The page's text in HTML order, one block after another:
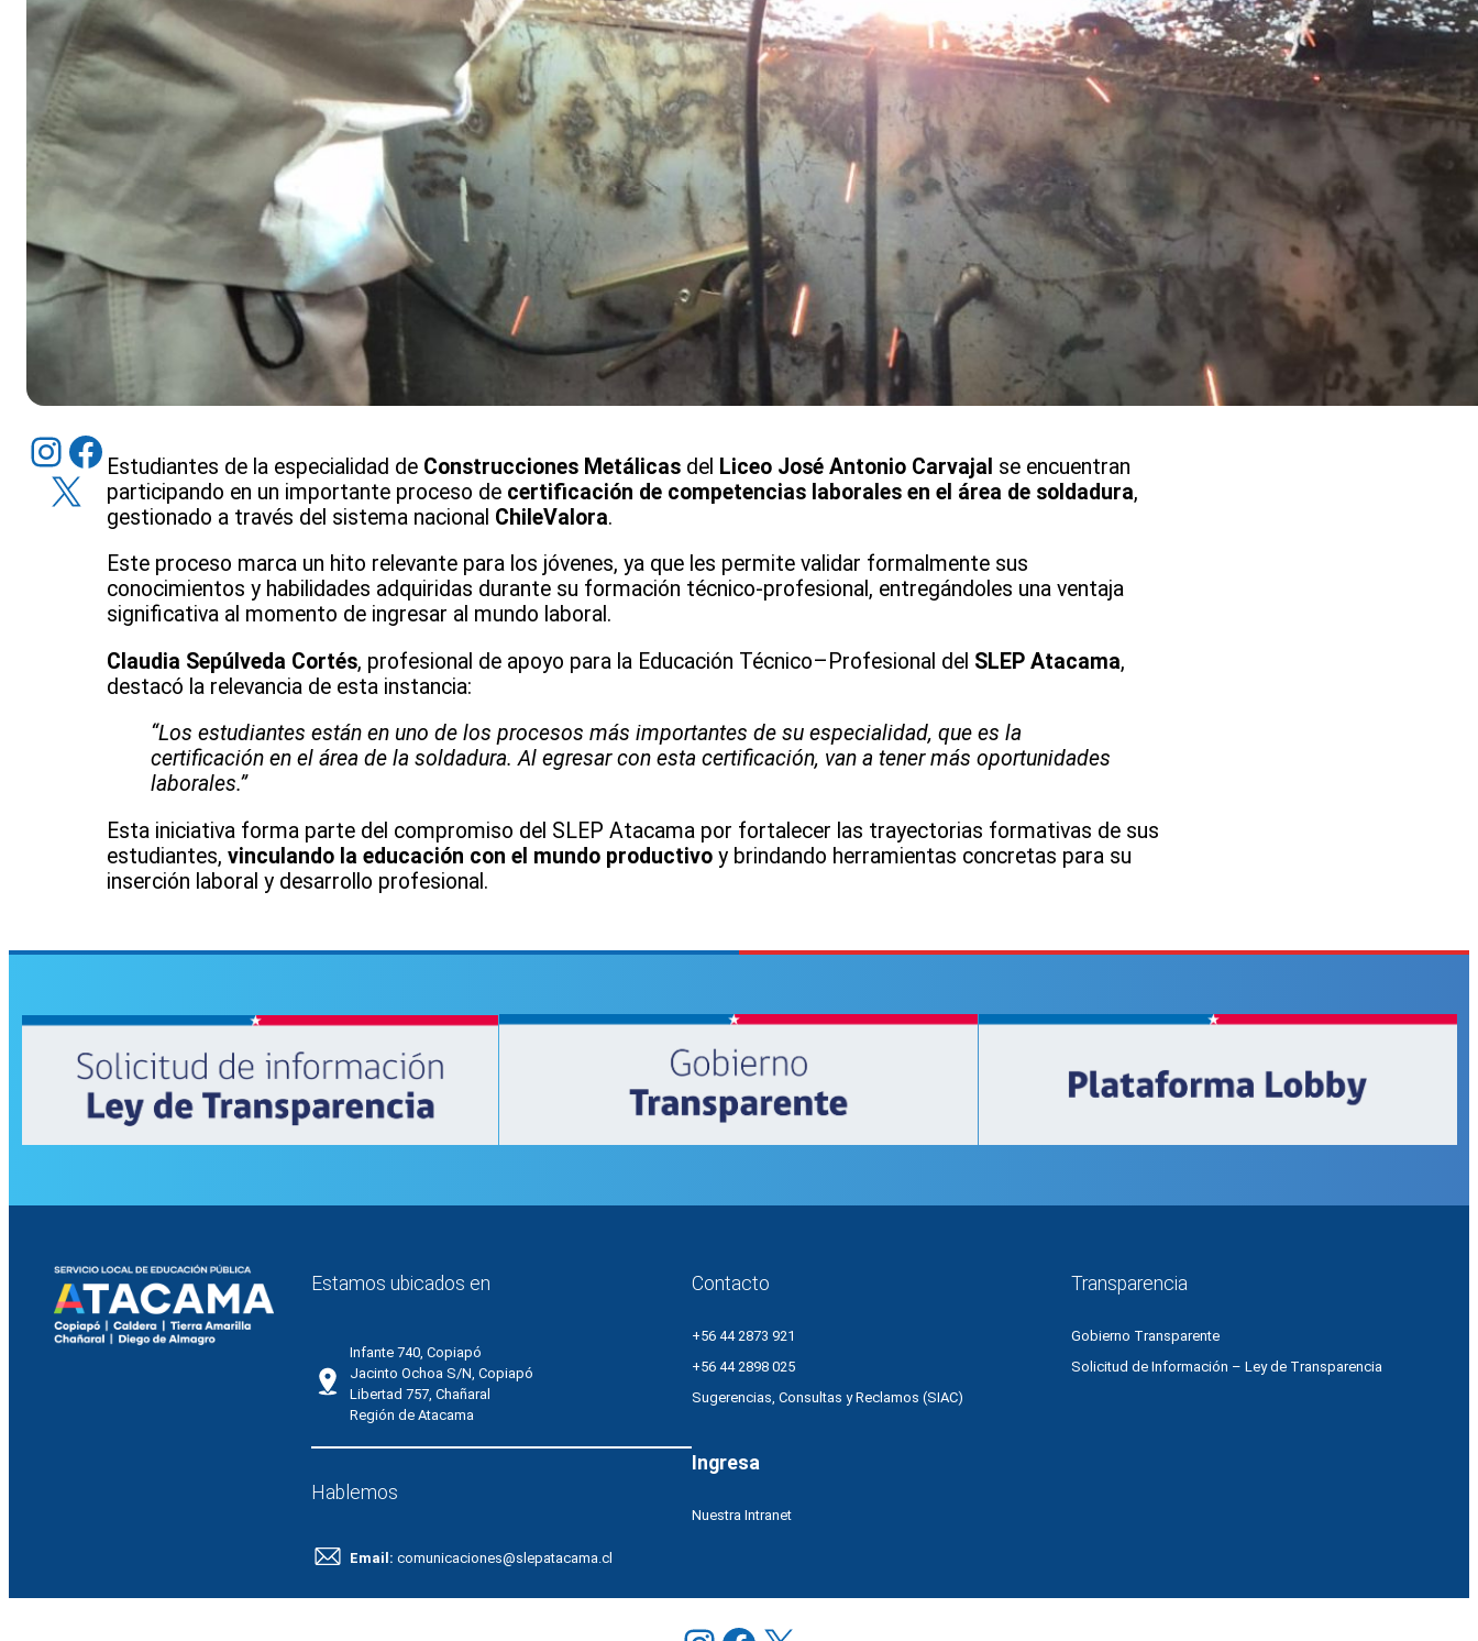
Instagram Facebook
X
Estudiantes de la especialidad de Construcciones Metálicasdel Liceo José Antonio Carvajal se encuentran
participando en un importante proceso de certificación de competencias laborales en el área de soldadura,
gestionado a través del sistema nacional ChileValora.
Este proceso marca un hito relevante para los jóvenes, ya que les permite validar formalmente sus
conocimientos y habilidades adquiridas durante su formación técnico-profesional, entregándoles una ventaja
significativa al momento de ingresar al mundo laboral.
Claudia Sepúlveda Cortés, profesional de apoyo para la Educación Técnico–Profesional del SLEP Atacama,
destacó la relevancia de esta instancia:
“Los estudiantes están en uno de los procesos más importantes de su especialidad, que es la
certificación en el área de la soldadura. Al egresar con esta certificación, van a tener más oportunidades
laborales.”
Esta iniciativa forma parte del compromiso del SLEP Atacama por fortalecer las trayectorias formativas de sus
estudiantes, vinculando la educación con el mundo productivoy brindando herramientas concretas para su
inserción laboral y desarrollo profesional.
Comunidad educativa fortalece
herramientas para la protección de niñas
y niños
Jardín Infantil Pueblito de San Fernando
fortaleció conocimientos sobre
derechos de la niñez
Estamos ubicados en
Infante 740, Copiapó
Jacinto Ochoa S/N, Copiapó
Libertad 757, Chañaral
Región de Atacama
Hablemos
Email: comunicaciones@slepatacama.cl
Contacto
+56 44 2873 921
+56 44 2898 025
Sugerencias, Consultas y Reclamos (SIAC)
Ingresa
Nuestra Intranet
Transparencia
Gobierno Transparente
Solicitud de Información – Ley de Transparencia